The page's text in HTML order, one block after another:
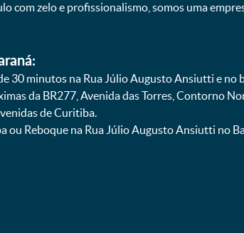
com zelo e profissionalismo, somos uma
30 minutos na Rua Júlio Augusto Ansiutti e no
da BR277, Avenida das Torres, Contorno
de Curitiba.
Reboque na Rua Júlio Augusto Ansiutti no